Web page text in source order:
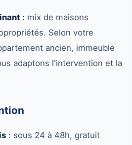
: mix de maisons
Selon votre
ancien, immeuble
adaptons l'intervention et la
: sous 24 à 48h, gratuit